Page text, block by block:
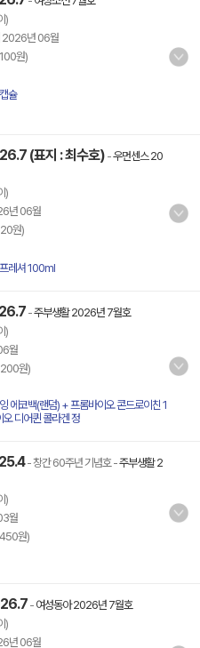
)
2026년 06월
원)
슐
(표지 : 최수호) -우먼센스 20
)
년 06월
원)
레셔 100ml
-주부생활 2026년 7월호
)
월
200원)
에코백(랜덤) + 프롬바이오 콘드로이친 1
디어퀸 콜라겐 정
- 창간 60주년 기념호-주부생활 2
)
월
원)
- 여성동아 2026년 7월호
)
년 06월